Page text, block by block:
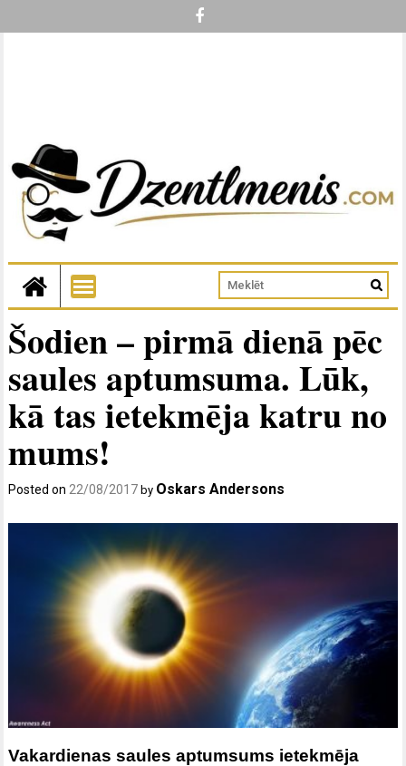
Šodien – pirmā dienā pēc
saules aptumsuma. Lūk,
kā tas ietekmēja katru no
mums!
Posted on22/08/2017 by Oskars Andersons
Vakardienas saules aptumsums ietekmēja